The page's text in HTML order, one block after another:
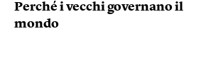
Perché i vecchi governano il
mondo